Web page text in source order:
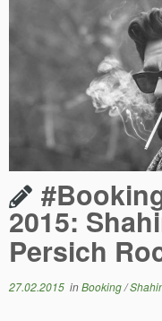
2015:
Persich
27.02.2015 inBooking/